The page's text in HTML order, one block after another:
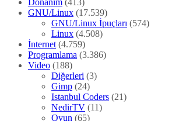
GNU/Linux (17.539)
GNU/Linux İpuçları (574)
Linux (4.508)
İnternet (4.759)
Programlama (3.386)
Video (188)
Diğerleri (3)
Gimp (24)
Istanbul Coders (21)
NedirTV (11)
Oyun (65)